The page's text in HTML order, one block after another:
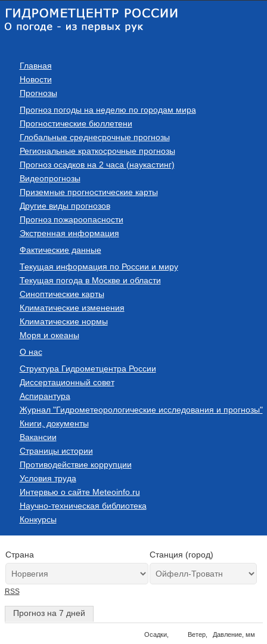
Главная
Новости
Прогнозы
Прогноз погоды на неделю по городам мира
Прогностические бюллетени
Глобальные среднесрочные прогнозы
Региональные краткосрочные прогнозы
Прогноз осадков на 2 часа (наукастинг)
Видеопрогнозы
Приземные прогностические карты
Другие виды прогнозов
Прогноз пожароопасности
Экстренная информация
Фактические данные
Текущая информация по России и миру
Текущая погода в Москве и области
Синоптические карты
Климатические изменения
Климатические нормы
Моря и океаны
О нас
Структура Гидрометцентра России
Диссертационный совет
Аспирантура
Журнал "Гидрометеорологические исследования и прогнозы"
Книги, документы
Вакансии
Страницы истории
Противодействие коррупции
Условия труда
Интервью о сайте Meteoinfo.ru
Научно-техническая библиотека
Конкурсы
Страна Станция (город)
RSS
Прогноз на 7 дней
Осадки,
Ветер,
Давление, мм